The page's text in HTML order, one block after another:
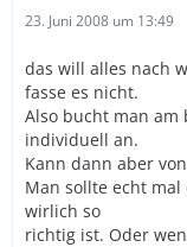
23. Juni 2008 um 13:49
das will alles nach
fasse es nicht.
Also bucht man am
individuell an.
Kann dann aber
Man sollte echt
wirlich so
richtig ist. Oder